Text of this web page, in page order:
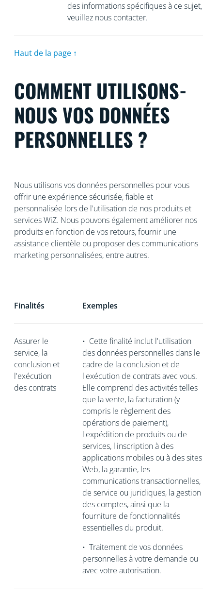
des informations spécifiques à ce sujet,
veuillez nous contacter.
Haut de la page ↑
COMMENT UTILISONS-
NOUS VOS DONNÉES
PERSONNELLES ?
Nous utilisons vos données personnelles pour vous
offrir une expérience sécurisée, fiable et
personnalisée lors de l'utilisation de nos produits et
services WiZ. Nous pouvons également améliorer nos
produits en fonction de vos retours, fournir une
assistance clientèle ou proposer des communications
marketing personnalisées, entre autres.
Finalités Exemples
Assurer le
service, la
conclusion et
l'exécution
des contrats
• Cette finalité inclut l'utilisation
des données personnelles dans le
cadre de la conclusion et de
l'exécution de contrats avec vous.
Elle comprend des activités telles
que la vente, la facturation (y
compris le règlement des
opérations de paiement),
l'expédition de produits ou de
services, l'inscription à des
applications mobiles ou à des sites
Web, la garantie, les
communications transactionnelles,
de service ou juridiques, la gestion
des comptes, ainsi que la
fourniture de fonctionnalités
essentielles du produit.
• Traitement de vos données
personnelles à votre demande ou
avec votre autorisation.